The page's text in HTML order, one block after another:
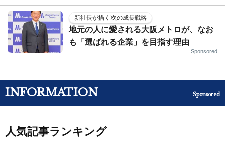
新社長が描く次の成長戦略
地元の人に愛される大阪メトロが、なお
も「選ばれる企業」を目指す理由
Sponsored
INFORMATION Sponsored
人気記事ランキング